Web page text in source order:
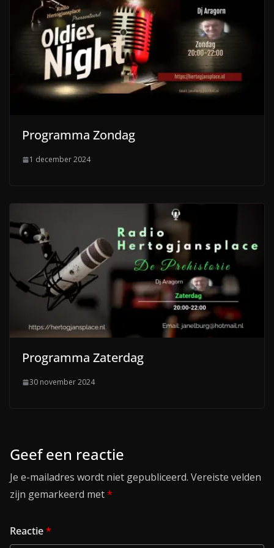
Programma Zondag
1 december 2024
Programma Zaterdag
30 november 2024
Geef een reactie
Je e-mailadres wordt niet gepubliceerd. Vereiste velden
zijn gemarkeerd met*
Reactie*